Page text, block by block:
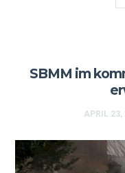
SBMM im
APRIL 23,